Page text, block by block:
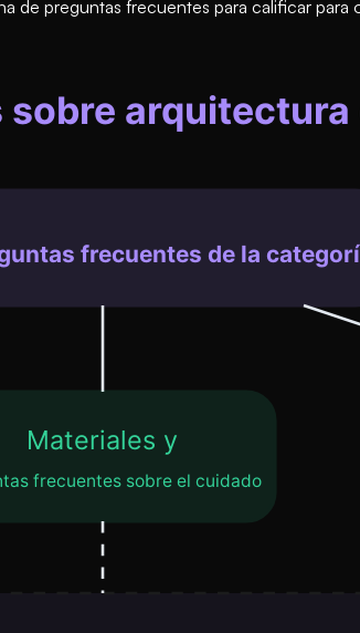
de preguntas frecuentes para calificar